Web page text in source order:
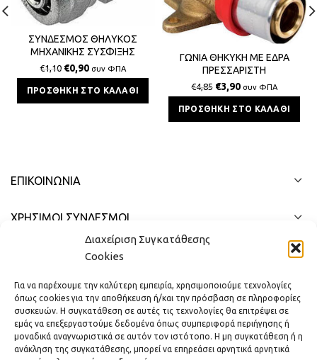
Διαχείριση Συγκατάθεσης
Cookies
Για να παρέχουμε την καλύτερη εμπειρία, χρησιμοποιούμε τεχνολογίες
όπως cookies για την αποθήκευση ή/και την πρόσβαση σε πληροφορίες
συσκευών. Η συγκατάθεση σε αυτές τις τεχνολογίες θα επιτρέψει σε
εμάς να επεξεργαστούμε δεδομένα όπως συμπεριφορά περιήγησης ή
μοναδικά αναγνωριστικά σε αυτόν τον ιστότοπο. Η μη συγκατάθεση ή η
ανάκληση της συγκατάθεσης, μπορεί να επηρεάσει αρνητικά αρνητικά
ΣΥΝΔΕΣΜΟΣ ΘΗΛΥΚΟΣ
ΜΗΧΑΝΙΚΗΣ ΣΥΣΦΙΞΗΣ
ΠΟΛΥΣΤΡΩΜΑΤΙΚΗΣ 16x2x1/2
BS
€1,10 €0,90 συν ΦΠΑ
ΠΡΟΣΘΉΚΗ ΣΤΟ ΚΑΛΆΘΙ
ΓΩΝΙΑ ΘΗΚΥΚΗ ΜΕ ΕΔΡΑ
ΠΡΕΣΣΑΡΙΣΤΗ
ΠΟΛΥΣΤΡΩΜΑΤΙΚΗΣ 18x2x1/2
€4,85 €3,90 συν ΦΠΑ
ΠΡΟΣΘΉΚΗ ΣΤΟ ΚΑΛΆΘΙ
ΕΠΙΚΟΙΝΩΝΊΑ
ΧΡΗΣΙΜΟΙ ΣΥΝΔΕΣΜΟΙ
ΓΡΉΓΟΡΟ ΜΕΝΟΎ